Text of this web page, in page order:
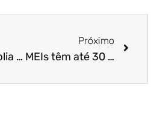
O e-CAC amplia a opção de bancos credenciados na conta Gov.Br. Saiba mais!
Próximo
MEIs têm até 30 de setembro para regularizar dívidas. Saiba mais!